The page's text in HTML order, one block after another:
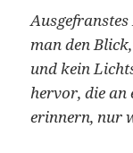
man den
und kein
hervor, die an
erinnern, nur